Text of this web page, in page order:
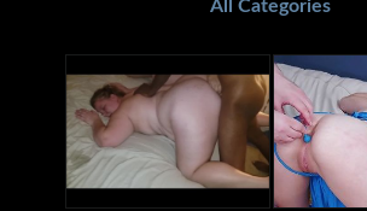
All Categories